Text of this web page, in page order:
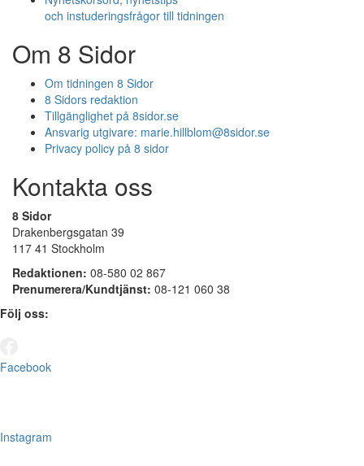
och instuderingsfrågor till tidningen
Om 8 Sidor
Om tidningen 8 Sidor
8 Sidors redaktion
Tillgänglighet på 8sidor.se
Ansvarig utgivare: marie.hillblom@8sidor.se
Privacy policy på 8 sidor
Kontakta oss
8 Sidor
Drakenbergsgatan 39
117 41 Stockholm
Redaktionen: 08-580 02 867
Prenumerera/Kundtjänst: 08-121 060 38
Följ oss:
Facebook
Instagram